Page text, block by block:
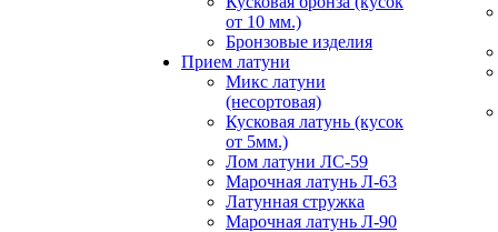
от 10 мм.)
Бронзовые изделия
Прием латуни
Микс латуни
(несортовая)
Кусковая латунь (кусок
от 5мм.)
Лом латуни ЛС-59
Марочная латунь Л-63
Латунная стружка
Марочная латунь Л-90